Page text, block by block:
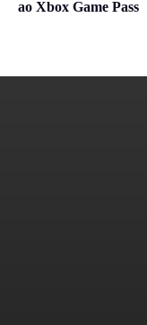
ao Xbox Game Pass